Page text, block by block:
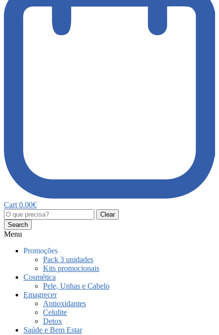
Cart 0.00€
Clear
Search
Menu
Promoções
Pack 3 unidades
Kits promocionais
Cosmética
Pele, Unhas e Cabelo
Emagrecer
Antioxidantes
Celulite
Detox
Saúde e Bem Estar